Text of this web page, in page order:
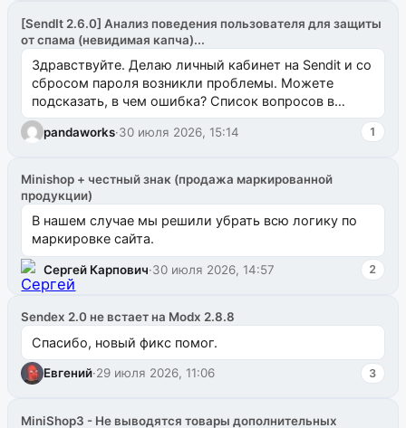
[SendIt 2.6.0] Анализ поведения пользователя для защиты
от спама (невидимая капча)...
Здравствуйте. Делаю личный кабинет на Sendit и со
сбросом пароля возникли проблемы. Можете
подсказать, в чем ошибка? Список вопросов в
одноименном разделе на modx.pro пока пуст, и,...
pandaworks·30 июля 2026, 15:14 1
Minishop + честный знак (продажа маркированной
продукции)
В нашем случае мы решили убрать всю логику по
маркировке сайта.
Сергей Карпович·30 июля 2026, 14:57 2
Sendex 2.0 не встает на Modx 2.8.8
Спасибо, новый фикс помог.
Евгений·29 июля 2026, 11:06 3
MiniShop3 - Не выводятся товары дополнительных